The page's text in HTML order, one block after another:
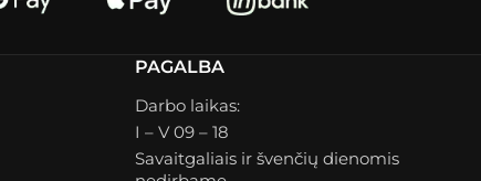
PAGALBA
Darbo laikas:
I – V 09 – 18
Savaitgaliais ir švenčių dienomis